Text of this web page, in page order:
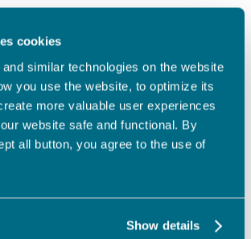
cookies
similar technologies on the website
you use the website, to optimize its
more valuable user experiences
website safe and functional. By
all button, you agree to the use of
Show details
toimien ja
tehden
Yhteistyötä